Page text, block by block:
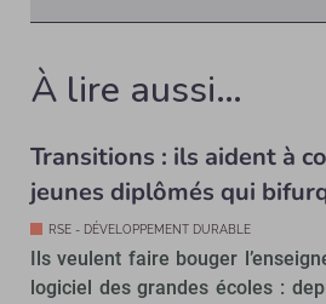
À lire aussi…
Transitions : ils aident à
jeunes diplômés qui
RSE - DÉVELOPPEMENT DURABLE
Ils veulent faire bouger
logiciel des grandes écoles :